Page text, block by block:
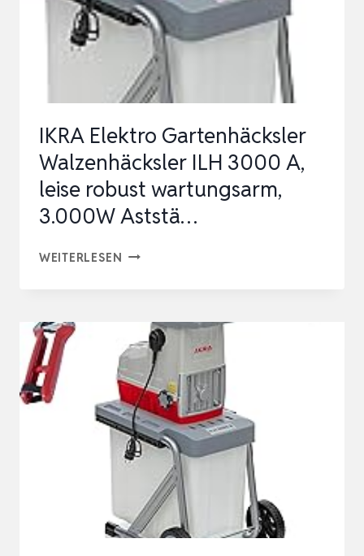
IKRA Elektro Gartenhäcksler
Walzenhäcksler ILH 3000 A,
leise robust wartungsarm,
3.000W Aststä…
WEITERLESEN IKRA
WALZENHÄCKSLER
ILH
3000
A,
LEISE
ROBUST
WARTUNGSARM,
3.000W
ASTSTÄ…